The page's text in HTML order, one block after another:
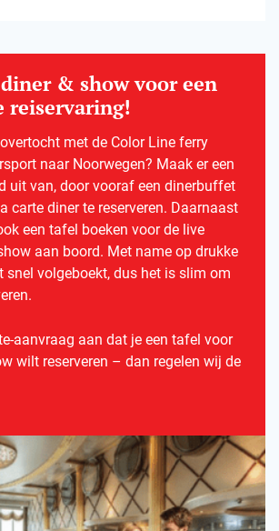
& show voor een
reiservaring!
met de Color Line ferry
naar Noorwegen? Maak er een
uit van, door vooraf een dinerbuffet
carte diner te reserveren. Daarnaast
een tafel boeken voor de live
aan boord. Met name op drukke
snel volgeboekt, dus het is slim om
aanvraag aan dat je een tafel voor
wilt reserveren – dan regelen wij de